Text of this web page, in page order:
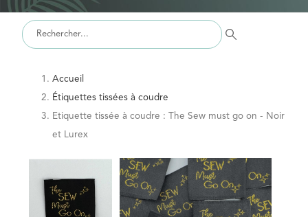
Accueil
Étiquettes tissées à coudre
Etiquette tissée à coudre : The Sew must go on - Noir
et Lurex